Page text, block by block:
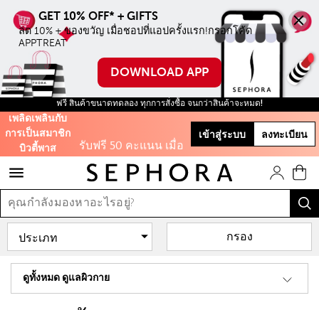
ลด 10% + ของขวัญ เมื่อชอปที่แอปครั้งแรก!กรอกโค้ด
APPTREAT
DOWNLOAD APP
ฟรี สินค้าขนาดทดลอง ทุกการสั่งซื้อ จนกว่าสินค้าจะหมด!
เพลิดเพลินกับ
การเป็นสมาชิก
บิวตี้พาส
ใช้โค้ด WELCOME
สะสมคะแนนบิ้วตี้
พาสเพื่อรับของขวัญ
และส่วนลดต่างๆ
รับฟรี 50 คะแนน เมื่อ
สมัครสมาชิก
และสิทธิะิเศษอีก
มากมาย!
เข้าสู่ระบบ ลงทะเบียน
ดูทั้งหมด ดูแลผิวกาย
กรอง